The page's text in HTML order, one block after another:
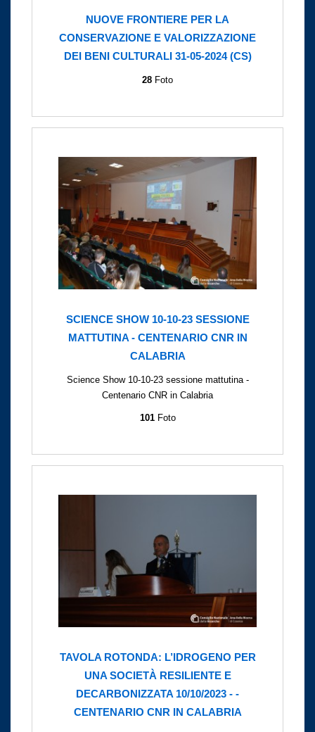
NUOVE FRONTIERE PER LA
CONSERVAZIONE E VALORIZZAZIONE
DEI BENI CULTURALI 31-05-2024 (CS)
28 Foto
SCIENCE SHOW 10-10-23 SESSIONE
MATTUTINA - CENTENARIO CNR IN
CALABRIA
Science Show 10-10-23 sessione mattutina -
Centenario CNR in Calabria
101Foto
TAVOLA ROTONDA: L’IDROGENO PER
UNA SOCIETÀ RESILIENTE E
DECARBONIZZATA 10/10/2023 - -
CENTENARIO CNR IN CALABRIA